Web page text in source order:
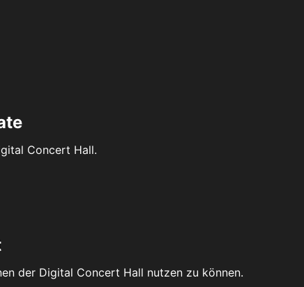
Concert Hall.
der Digital Concert Hall nutzen zu können.